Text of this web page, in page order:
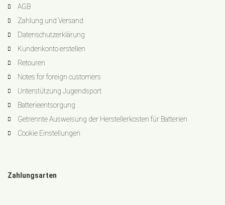
AGB
Zahlung und Versand
Datenschutzerklärung
Kundenkonto erstellen
Retouren
Notes for foreign customers
Unterstützung Jugendsport
Batterieentsorgung
Getrennte Ausweisung der Herstellerkosten für Batterien
Cookie Einstellungen
Zahlungsarten